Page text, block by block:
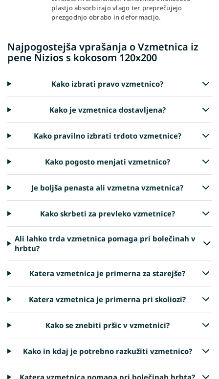
plastjo absorbirajo vlago ter preprečujejo
prezgodnjo obrabo in deformacijo.
Najpogostejša vprašanja o Vzmetnica iz
pene Nizios s kokosom 120x200
Kako izbrati pravo vzmetnico?
Kako je vzmetnica dostavljena?
Kako pravilno izbrati trdoto vzmetnice?
Kako pogosto menjati vzmetnico?
Je boljša penasta ali vzmetna vzmetnica?
Kako skrbeti za prevleko vzmetnice?
Ali lahko trda vzmetnica pomaga pri bolečinah v
hrbtu?
Katera vzmetnica je primerna za starejše?
Katera vzmetnica je primerna pri skoliozi?
Kako se znebiti pršic v vzmetnici?
Kako in kdaj je potrebno razkužiti vzmetnico?